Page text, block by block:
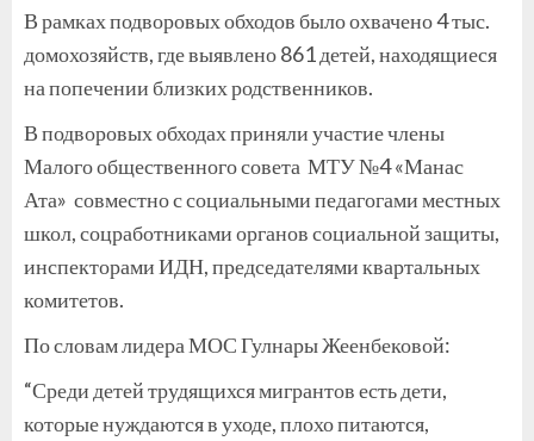
В рамках подворовых обходов было охвачено 4 тыс.
домохозяйств, где выявлено 861 детей, находящиеся
на попечении близких родственников.
В подворовых обходах приняли участие члены
Малого общественного совета МТУ №4 «Манас
Ата» совместно с социальными педагогами местных
школ, соцработниками органов социальной защиты,
инспекторами ИДН, председателями квартальных
комитетов.
По словам лидера МОС Гулнары Жеенбековой:
“Среди детей трудящихся мигрантов есть дети,
которые нуждаются в уходе, плохо питаются,